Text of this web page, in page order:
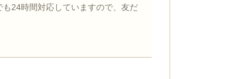
も24時間対応していますので、友だ